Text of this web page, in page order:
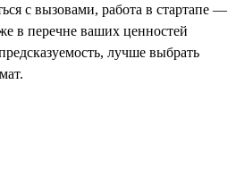
с вызовами, работа в стартапе —
в перечне ваших ценностей
лучше выбрать